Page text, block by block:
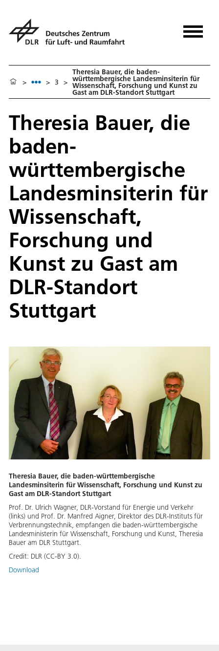
> > 3 >
Theresia Bauer, die baden-
württembergische Landesminsiterin für
Wissenschaft, Forschung und Kunst zu
Gast am DLR-Standort Stuttgart
Theresia Bauer, die
baden-
württembergische
Landesminsiterin für
Wissenschaft,
Forschung und
Kunst zu Gast am
DLR-Standort
Stuttgart
Theresia Bauer, die baden-württembergische
Landesminsiterin für Wissenschaft, Forschung und Kunst zu
Gast am DLR-Standort Stuttgart
Prof. Dr. Ulrich Wagner, DLR-Vorstand für Energie und Verkehr
(links) und Prof. Dr. Manfred Aigner, Direktor des DLR-Instituts für
Verbrennungstechnik, empfangen die baden-württembergische
Landesministerin für Wissenschaft, Forschung und Kunst, Theresia
Bauer am DLR Stuttgart.
Credit: DLR (CC-BY 3.0).
Download